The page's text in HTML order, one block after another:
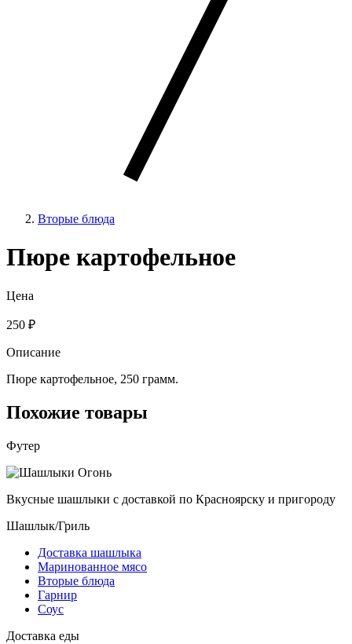
Вторые блюда
Пюре картофельное
Цена
250 ₽
Описание
Пюре картофельное, 250 грамм.
Похожие товары
Футер
Вкусные шашлыки с доставкой по Красноярску и пригороду
Шашлык/Гриль
Доставка шашлыка
Маринованное мясо
Вторые блюда
Гарнир
Соус
Доставка еды